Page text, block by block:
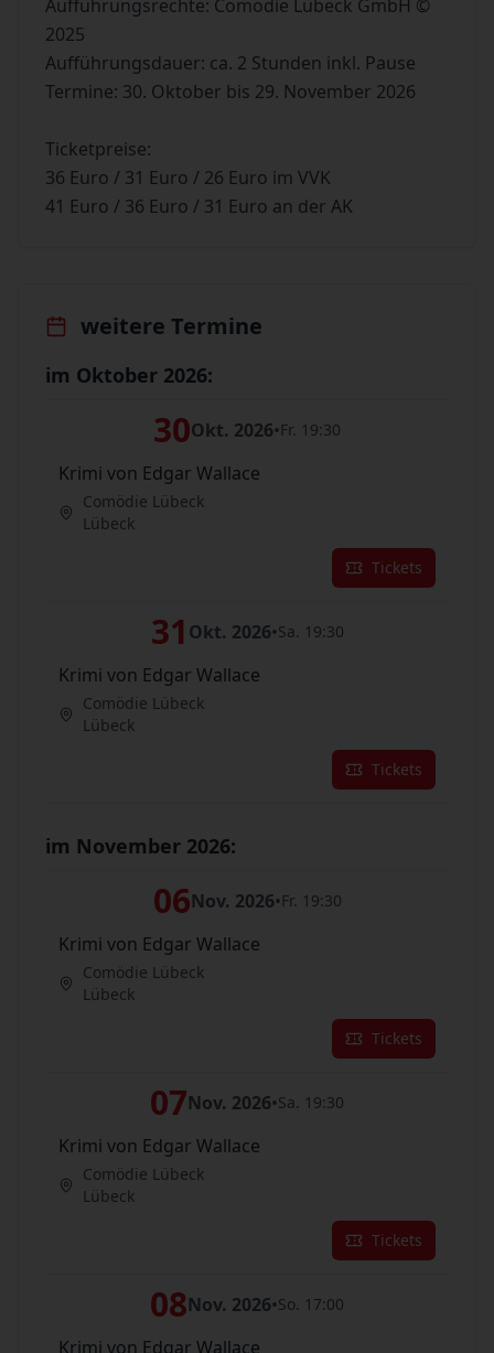
Aufführungsrechte: Comödie Lübeck GmbH ©
2025
Aufführungsdauer: ca. 2 Stunden inkl. Pause
Termine: 30. Oktober bis 29. November 2026
Ticketpreise:
36 Euro / 31 Euro / 26 Euro im VVK
41 Euro / 36 Euro / 31 Euro an der AK
weitere Termine
im Oktober 2026:
30Okt. 2026•Fr. 19:30
Krimi von Edgar Wallace
Comödie Lübeck
Lübeck
Tickets
31 Okt. 2026•Sa. 19:30
Krimi von Edgar Wallace
Comödie Lübeck
Lübeck
Tickets
im November 2026:
06Nov. 2026•Fr. 19:30
Krimi von Edgar Wallace
Comödie Lübeck
Lübeck
Tickets
07Nov. 2026•Sa. 19:30
Krimi von Edgar Wallace
Comödie Lübeck
Lübeck
Tickets
08Nov. 2026•So. 17:00
Krimi von Edgar Wallace